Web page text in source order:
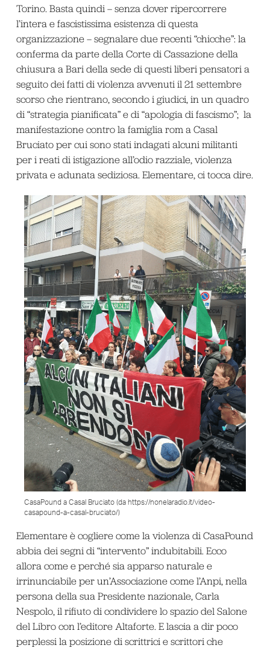
Torino. Basta quindi – senza dover ripercorrere
l’intera e fascistissima esistenza di questa
organizzazione – segnalare due recenti “chicche”: la
conferma da parte della Corte di Cassazione della
chiusura a Bari della sede di questi liberi pensatori a
seguito dei fatti di violenza avvenuti il 21 settembre
scorso che rientrano, secondo i giudici, in un quadro
di “strategia pianificata” e di “apologia di fascismo”; la
manifestazione contro la famiglia rom a Casal
Bruciato per cui sono stati indagati alcuni militanti
per i reati di istigazione all’odio razziale, violenza
privata e adunata sediziosa. Elementare, ci tocca dire.
CasaPound a Casal Bruciato (da https://nonelaradio.it/video-
casapound-a-casal-bruciato/)
Elementare è cogliere come la violenza di CasaPound
abbia dei segni di “intervento” indubitabili. Ecco
allora come e perché sia apparso naturale e
irrinunciabile per un’Associazione come l’Anpi, nella
persona della sua Presidente nazionale, Carla
Nespolo, il rifiuto di condividere lo spazio del Salone
del Libro con l’editore Altaforte. E lascia a dir poco
perplessi la posizione di scrittrici e scrittori che